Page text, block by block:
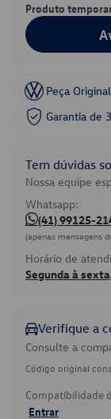
Produto
Peça
Garantia de
Tem dúvidas
Nossa equipe
Whatsapp:
(41) 99125-
(apenas mensagens
Horário de
Segunda à
Verifique a
Consulte a
Código original
Compatibilidade
Entrar